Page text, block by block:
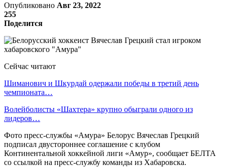
Опубликовано Авг 23, 2022
255
Поделится
Сейчас читают
Шиманович и Шкурдай одержали победы в третий день
чемпионата…
Волейболисты «Шахтера» крупно обыграли одного из
лидеров…
Фото пресс-службы «Амура» Белорус Вячеслав Грецкий
подписал двустороннее соглашение с клубом
Континентальной хоккейной лиги «Амур», сообщает БЕЛТА
со ссылкой на пресс-службу команды из Хабаровска.